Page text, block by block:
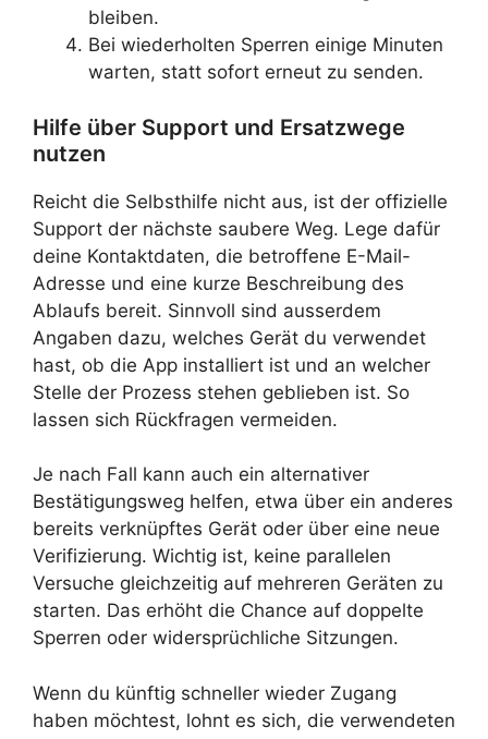
bleiben.
Bei wiederholten Sperren einige Minuten
warten, statt sofort erneut zu senden.
Hilfe über Support und Ersatzwege
nutzen
Reicht die Selbsthilfe nicht aus, ist der offizielle
Support der nächste saubere Weg. Lege dafür
deine Kontaktdaten, die betroffene E-Mail-
Adresse und eine kurze Beschreibung des
Ablaufs bereit. Sinnvoll sind ausserdem
Angaben dazu, welches Gerät du verwendet
hast, ob die App installiert ist und an welcher
Stelle der Prozess stehen geblieben ist. So
lassen sich Rückfragen vermeiden.
Je nach Fall kann auch ein alternativer
Bestätigungsweg helfen, etwa über ein anderes
bereits verknüpftes Gerät oder über eine neue
Verifizierung. Wichtig ist, keine parallelen
Versuche gleichzeitig auf mehreren Geräten zu
starten. Das erhöht die Chance auf doppelte
Sperren oder widersprüchliche Sitzungen.
Wenn du künftig schneller wieder Zugang
haben möchtest, lohnt es sich, die verwendeten